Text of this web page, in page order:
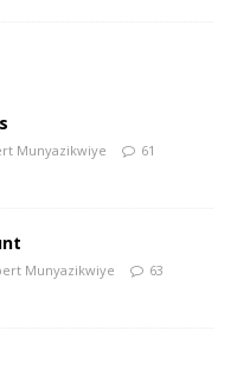
Munyazikwiye 61
Munyazikwiye 63